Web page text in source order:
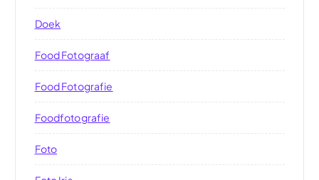
Doek
Food Fotograaf
Food Fotografie
Foodfotografie
Foto